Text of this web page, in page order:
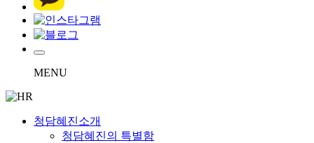
MENU
청담혜진소개
청담혜진의 특별함